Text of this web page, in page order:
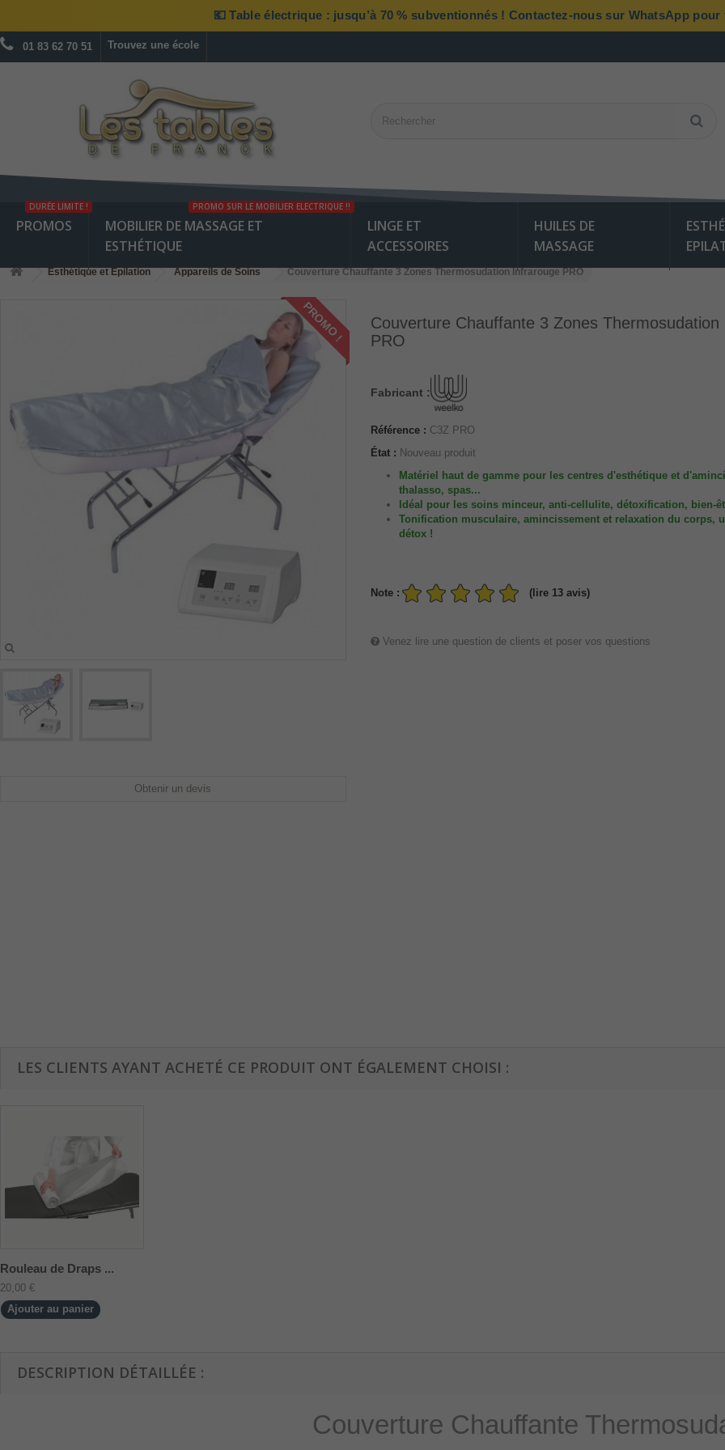
💶 Table électrique : jusqu’à 70 % subventionnés ! Contactez-nous sur WhatsApp
01 83 62 70 51 Trouvez une école
PROMOS
DURÉE LIMITE !
MOBILIER DE MASSAGE ET
ESTHÉTIQUE
PROMO SUR LE MOBILIER ELECTRIQUE !!
LINGE ET
ACCESSOIRES
HUILES DE
MASSAGE
Esthétique et Epilation Appareils de Soins Couverture Chauffante 3 Zones Thermosudation Infrarouge PRO
PROMO !
Obtenir un devis
Couverture Chauffante 3 Zones Thermosudation
PRO
Fabricant :
Référence : C3Z PRO
État : Nouveau produit
Matériel haut de gamme pour les centres d'esthétique et
thalasso, spas...
Idéal pour les soins minceur, anti-cellulite, détoxification, bien-
Tonification musculaire, amincissement et relaxation du corps,
détox !
Note : (lire 13 avis)
Venez lire une question de clients et poser vos questions
LES CLIENTS AYANT ACHETÉ CE PRODUIT ONT ÉGALEMENT CHOISI :
Rouleau de Draps ...
20,00 €
Ajouter au panier
DESCRIPTION DÉTAILLÉE :
Couverture Chauffante